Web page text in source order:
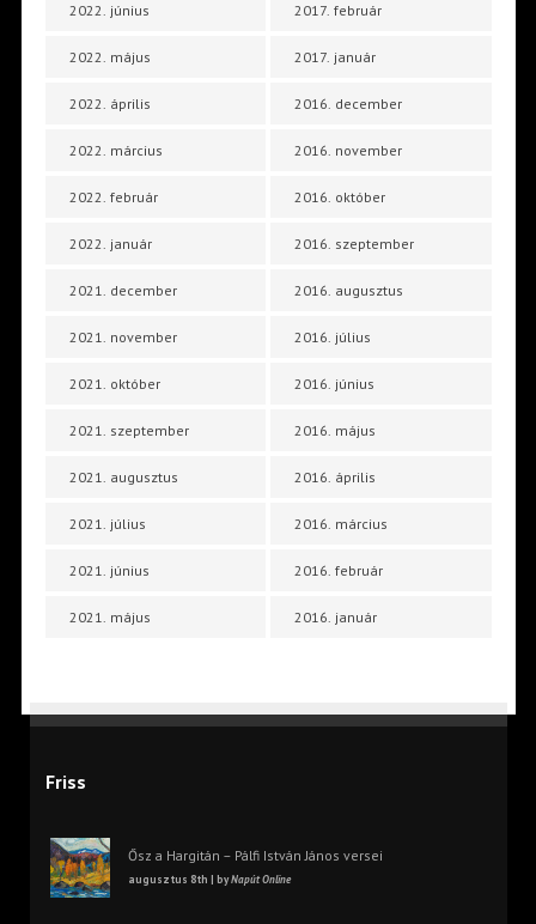
2022. június
2022. május
2022. április
2022. március
2022. február
2022. január
2021. december
2021. november
2021. október
2021. szeptember
2021. augusztus
2021. július
2021. június
2021. május
2017. február
2017. január
2016. december
2016. november
2016. október
2016. szeptember
2016. augusztus
2016. július
2016. június
2016. május
2016. április
2016. március
2016. február
2016. január
Friss
Ősz a Hargitán – Pálfi István János versei
augusztus 8th | byNapút Online